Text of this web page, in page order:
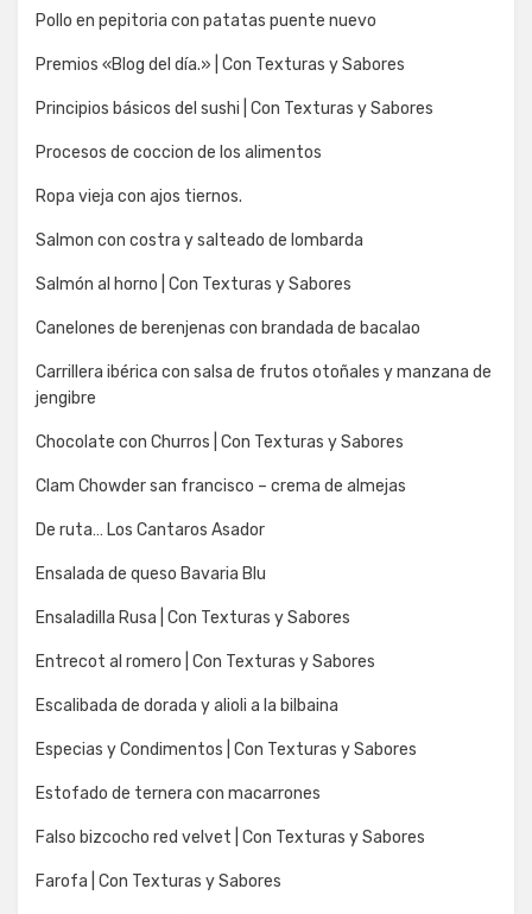
Pollo en pepitoria con patatas puente nuevo
Premios «Blog del día.» | Con Texturas y Sabores
Principios básicos del sushi | Con Texturas y Sabores
Procesos de coccion de los alimentos
Ropa vieja con ajos tiernos.
Salmon con costra y salteado de lombarda
Salmón al horno | Con Texturas y Sabores
Canelones de berenjenas con brandada de bacalao
Carrillera ibérica con salsa de frutos otoñales y manzana de
jengibre
Chocolate con Churros | Con Texturas y Sabores
Clam Chowder san francisco – crema de almejas
De ruta… Los Cantaros Asador
Ensalada de queso Bavaria Blu
Ensaladilla Rusa | Con Texturas y Sabores
Entrecot al romero | Con Texturas y Sabores
Escalibada de dorada y alioli a la bilbaina
Especias y Condimentos | Con Texturas y Sabores
Estofado de ternera con macarrones
Falso bizcocho red velvet | Con Texturas y Sabores
Farofa | Con Texturas y Sabores